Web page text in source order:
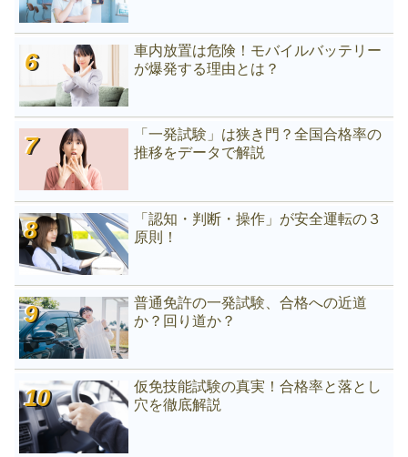
車内放置は危険！モバイルバッテリー
が爆発する理由とは？
「一発試験」は狭き門？全国合格率の
推移をデータで解説
「認知・判断・操作」が安全運転の３
原則！
普通免許の一発試験、合格への近道
か？回り道か？
仮免技能試験の真実！合格率と落とし
穴を徹底解説